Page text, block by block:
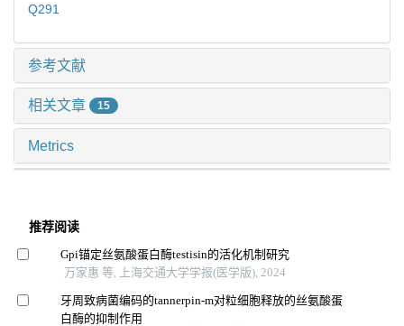
Q291
参考文献
相关文章 15
Metrics
推荐阅读
Gpi锚定丝氨酸蛋白酶testisin的活化机制研究
万家惠 等, 上海交通大学学报(医学版), 2024
牙周致病菌编码的tannerpin-m对粒细胞释放的丝氨酸蛋
白酶的抑制作用